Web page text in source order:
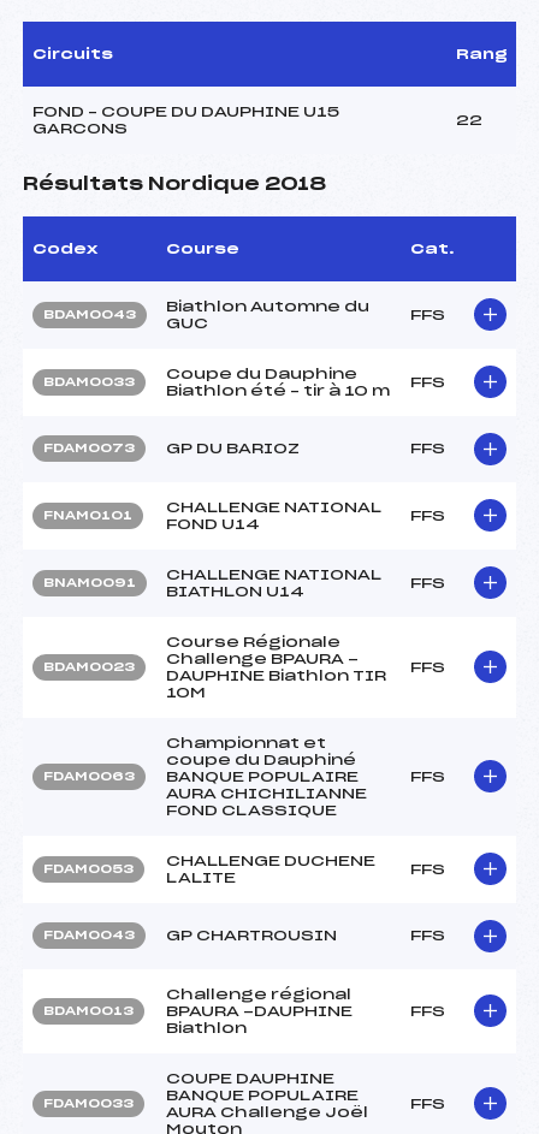
Circuits Rang
FOND – COUPE DU DAUPHINE U15
GARCONS
22
Résultats Nordique 2018
Codex Course Cat.
BDAM0043
Biathlon Automne du
GUC
FFS
BDAM0033
Coupe du Dauphine
Biathlon été – tir à 10 m
FFS
FDAM0073 GP DU BARIOZ FFS
FNAM0101
CHALLENGE NATIONAL
FOND U14
FFS
BNAM0091
CHALLENGE NATIONAL
BIATHLON U14
FFS
BDAM0023
Course Régionale
Challenge BPAURA -
DAUPHINE Biathlon TIR
10M
FFS
FDAM0063
Championnat et
coupe du Dauphiné
BANQUE POPULAIRE
AURA CHICHILIANNE
FOND CLASSIQUE
FFS
FDAM0053
CHALLENGE DUCHENE
LALITE
FFS
FDAM0043 GP CHARTROUSIN FFS
BDAM0013
Challenge régional
BPAURA -DAUPHINE
Biathlon
FFS
FDAM0033
COUPE DAUPHINE
BANQUE POPULAIRE
AURA Challenge Joël
Mouton
FFS